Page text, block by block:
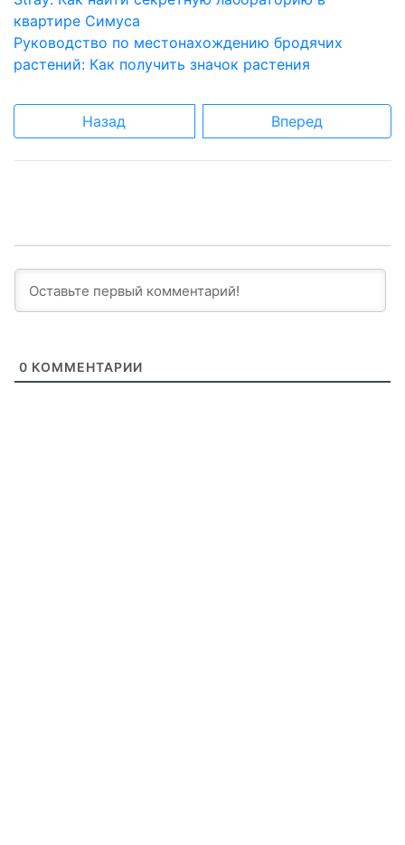
квартире Симуса
Руководство по местонахождению бродячих
растений: Как получить значок растения
Назад Вперед
0 КОММЕНТАРИИ